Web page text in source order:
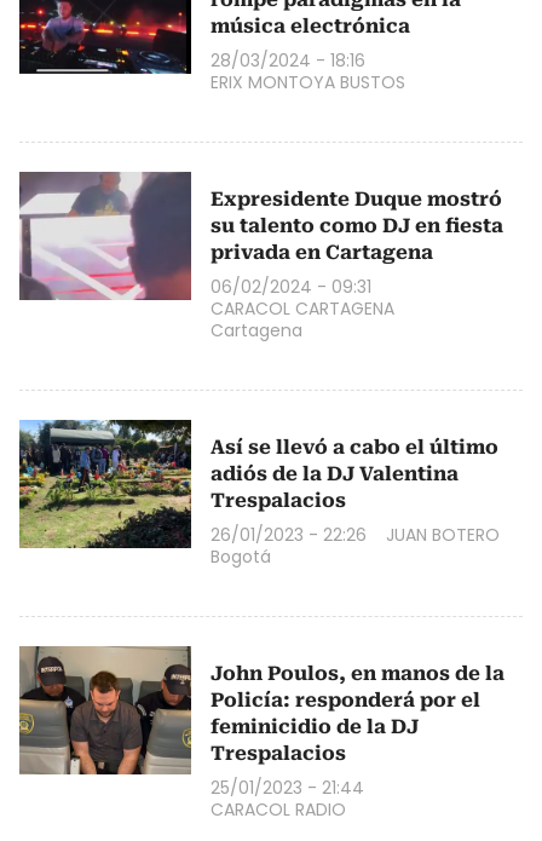
música electrónica
28/03/2024 - 18:16
ERIX MONTOYA BUSTOS
Expresidente Duque mostró
su talento como DJ en fiesta
privada en Cartagena
06/02/2024 - 09:31
CARACOL CARTAGENA
Cartagena
Así se llevó a cabo el último
adiós de la DJ Valentina
Trespalacios
26/01/2023 - 22:26
JUAN BOTERO
Bogotá
John Poulos, en manos de la
Policía: responderá por el
feminicidio de la DJ
Trespalacios
25/01/2023 - 21:44
CARACOL RADIO